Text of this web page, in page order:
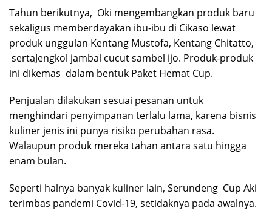
Tahun berikutnya, Oki mengembangkan produk baru
sekaligus memberdayakan ibu-ibu di Cikaso lewat
produk unggulan Kentang Mustofa, Kentang Chitatto,
sertaJengkol jambal cucut sambel ijo. Produk-produk
ini dikemas dalam bentuk Paket Hemat Cup.
Penjualan dilakukan sesuai pesanan untuk
menghindari penyimpanan terlalu lama, karena bisnis
kuliner jenis ini punya risiko perubahan rasa.
Walaupun produk mereka tahan antara satu hingga
enam bulan.
Seperti halnya banyak kuliner lain, Serundeng Cup Aki
terimbas pandemi Covid-19, setidaknya pada awalnya.